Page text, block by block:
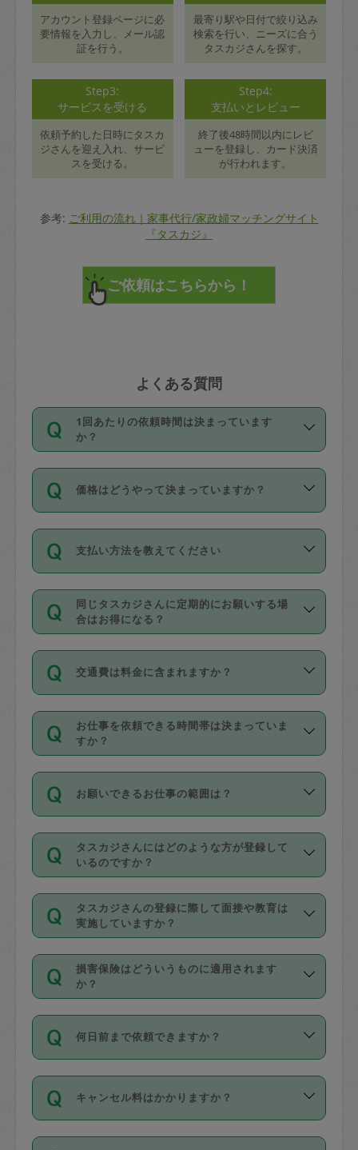
アカウント登録ページに必
要情報を入力し、メール認
証を行う。
最寄り駅や日付で絞り込み
検索を行い、ニーズに合う
タスカジさんを探す。
Step3:
サービスを受ける
依頼予約した日時にタスカ
ジさんを迎え入れ、サービ
スを受ける。
Step4:
支払いとレビュー
終了後48時間以内にレビ
ューを登録し、カード決済
が行われます。
参考: ご利用の流れ｜家事代行/家政婦マッチングサイト
『タスカジ』
よくある質問
1回あたりの依頼時間は決まっています
か？
依頼1回につき3時間固定です。3時間を
超えて依頼したい場合は、延長機能をご
利用ください。機能をご利用いただくに
の上事前申請することが必要です。な
お、3時間を下回っても、値引き等はござ
いません。
価格はどうやって決まっていますか？
11種類の価格帯の中からタスカジさん自
身が価格を選んで設定しています。
タスカジさんの価格設定には最初は制限
があり、レビュー件数、レビューの平均
値、などで除々に設定可能な最高額が上
がっていく仕組みになっています。
支払い方法を教えてください
お支払方法はクレジットカード（Visa／
Master／JCB／AMERICAN EXPRESS／
Diners Club）のみとなります。
を行う際にご入力ください。プロフィー
ル登録時にはご入力いただかなくても大
丈夫です。
デビットカード・プリペイドカード（Vプ
リカ、au WALLETなど）は支払にはご利
銀行振込や現金払いも対応していませ
なお、タスカジさんの交通費も、依頼料
金のご請求と合わせてお支払いとなりま
動計算で表示されます。
同じタスカジさんに定期的にお願いする場
合はお得になる？
依頼には「スポット」と「定期（毎週｜
隔週）」があり、「定期」の依頼は「ス
ポット」よりお得な料金でご利用できま
す。
定期の最低利用回数は設けていない代わ
りに、一定数を超えたキャンセルは有償
（例：毎週定期の場合は３回以上のキャ
ンセルが有償（1200円、隔週定期の場合
は２回以上のキャンセルが有償（1200
交通費は料金に含まれますか？
交通費は依頼料金とは別途発生し、依頼
料金のご請求と合わせてお支払いとなり
ます。交通費の金額は「依頼の詳細」に
お仕事を依頼できる時間帯は決まっていま
すか？
時間帯は3種類あります。いずれも１回あ
たり３時間です。
・ＡＭ ９時～１２時
・ＰＭ １３時～１６時
・夜 １８時～２１時
開始時間を２時間前後変更することが可
能です。依頼送信後、個別にタスカジさ
んにメッセージを送り調整してくださ
い。ただし、２時間を越えての調整はで
時間も被らない場合、損害保険の対象外
お願いできるお仕事の範囲は？
掃除、整理収納、洗濯、買い物、料理、
作り置きです。タスカジさんによってで
きる仕事の範囲が異なりますので、依頼
する前にタスカジさんのプロフィールで
確認してください。
基本的に、高所での作業や危険作業、屋
外での作業は対象外です。
タスカジさんにはどのような方が登録して
いるのですか？
主婦として長年の家事経験をお持ちの
方、栄養士・調理師といった資格者で保
育園や学校の給食やレストランで料理関
係の専門職に従事されていた方、日本で
すでにハウスキーパーや英語の先生とし
てお仕事をしているフィリピン出身の
社員など様々なバックグラウンドの方が
登録しています。
日本語も話せる方など様々です。
タスカジさんの登録に際して面接や教育は
実施していますか？
応募の際に、各自事務局との面接と説明
を行っています。その後、身分証明書の
写真提出をしていただいています。外国
確認しています。タスカジさんトレーニ
ング動画を使ったセルフトレーニングの
現場トライアルを受け、合格したタスカ
ジさんが活動されています。
損害保険はどういうものに適用されます
か？
依頼者とタスカジさんとの間でタスカジ
を通して成立した作業時間内での作業に
適用されます。作業範囲は、掃除、洗
です。作業中に物を壊したり、人にけが
をさせたりした場合が対象で、補償金額
何日前まで依頼できますか？
ご依頼は、現在を起点に3日後（72時間
以降）の日時から受付可能となっていま
す。
キャンセル料はかかりますか？
キャンセル料には、以下の2種類がありま